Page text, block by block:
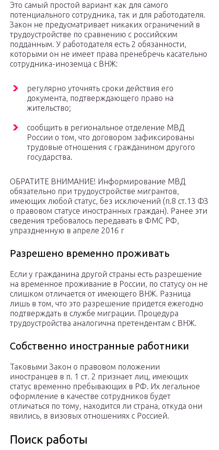
Это самый простой вариант как для самого
потенциального сотрудника, так и для работодателя.
Закон не предусматривает никаких ограничений в
трудоустройстве по сравнению с российским
подданным. У работодателя есть 2 обязанности,
которыми он не имеет права пренебречь касательно
сотрудника-иноземца с ВНЖ:
регулярно уточнять сроки действия его
документа, подтверждающего право на
жительство;
сообщить в региональное отделение МВД
России о том, что договором зафиксированы
трудовые отношения с гражданином другого
государства.
ОБРАТИТЕ ВНИМАНИЕ! Информирование МВД
обязательно при трудоустройстве мигрантов,
имеющих любой статус, без исключений (п.8 ст.13 ФЗ
о правовом статусе иностранных граждан). Ранее эти
сведения требовалось передавать в ФМС РФ,
упраздненную в апреле 2016 г
Разрешено временно проживать
Если у гражданина другой страны есть разрешение
на временное проживание в России, по статусу он не
слишком отличается от имеющего ВНЖ. Разница
лишь в том, что это разрешение придется ежегодно
подтверждать в службе миграции. Процедура
трудоустройства аналогична претендентам с ВНЖ.
Собственно иностранные работники
Таковыми Закон о правовом положении
иностранцев в п. 1 ст. 2 признает лиц, имеющих
статус временно пребывающих в РФ. Их легальное
оформление в качестве сотрудников будет
отличаться по тому, находится ли страна, откуда они
явились, в визовых отношениях с Россией.
Поиск работы